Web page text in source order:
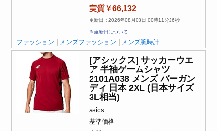
実質￥66,132
更新日：2026年08月08日 00時11分26秒
※更新日について
ファッション メンズファッション メンズ腕時計
[アシックス] サッカーウエ
ア 半袖ゲームシャツ
2101A038 メンズ バーガン
ディ 日本 2XL (日本サイズ
3L相当)
asics
基準価格